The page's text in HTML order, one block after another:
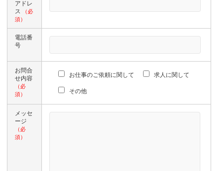
アドレ
ス
（必
須）
電話番
号
お問合
せ内容
（必
須）
お仕事のご依頼に関して 求人に関して
その他
メッセ
ージ
（必
須）